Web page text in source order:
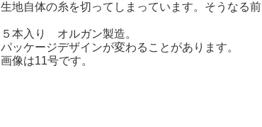
生地自体の糸を切ってしまっています。そうなる前
５本入り オルガン製造。
パッケージデザインが変わることがあります。
画像は11号です。